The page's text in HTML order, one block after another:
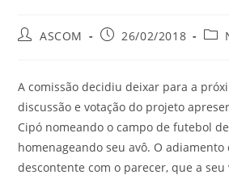
ASCOM 26/02/2018
A comissão decidiu deixar para a
discussão e votação do projeto
Cipó nomeando o campo de futebol
homenageando seu avô. O
descontente com o parecer, que a